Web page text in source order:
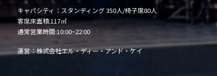
キャパシティ：スタンディング 350人/椅子席80人
客席床面積:117㎡
通常営業時間:10:00~22:00
運営：株式会社エル・ディー・アンド・ケイ